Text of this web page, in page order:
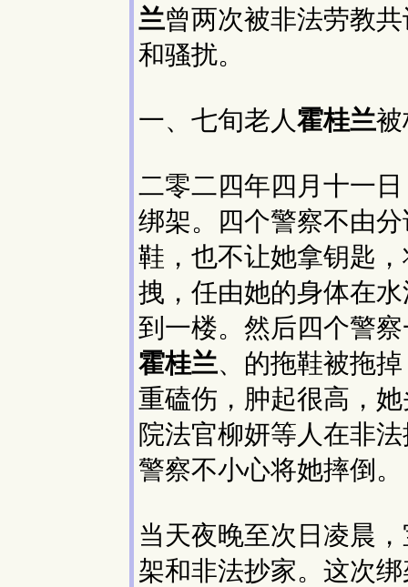
兰曾两次被非法劳教
和骚扰。
一、七旬老人霍桂兰
二零二四年四月十一
绑架。四个警察不由
鞋，也不让她拿钥匙
拽，任由她的身体在
到一楼。然后四个警
霍桂兰、的拖鞋被拖
重磕伤，肿起很高，
院法官柳妍等人在非
警察不小心将她摔倒。
当天夜晚至次日凌晨
架和非法抄家。这次